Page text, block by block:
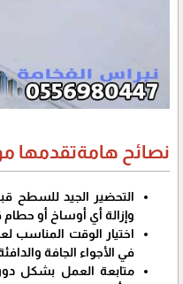
نصائح هامةتقدمها
التحضير الجيد للسطح
وإزالة أي أوساخ أو
اختيار الوقت المناسب
في الأجواء الجافة
متابعة العمل بشكل